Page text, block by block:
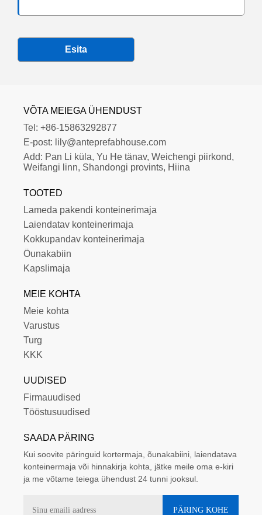
Esita
VÕTA MEIEGA ÜHENDUST
Tel: +86-15863292877
E-post: lily@anteprefabhouse.com
Add: Pan Li küla, Yu He tänav, Weichengi piirkond,
Weifangi linn, Shandongi provints, Hiina
TOOTED
Lameda pakendi konteinerimaja
Laiendatav konteinerimaja
Kokkupandav konteinerimaja
Õunakabiin
Kapslimaja
MEIE KOHTA
Meie kohta
Varustus
Turg
KKK
UUDISED
Firmauudised
Tööstusuudised
SAADA PÄRING
Kui soovite päringuid kortermaja, õunakabiini, laiendatava
konteinermaja või hinnakirja kohta, jätke meile oma e-kiri
ja me võtame teiega ühendust 24 tunni jooksul.